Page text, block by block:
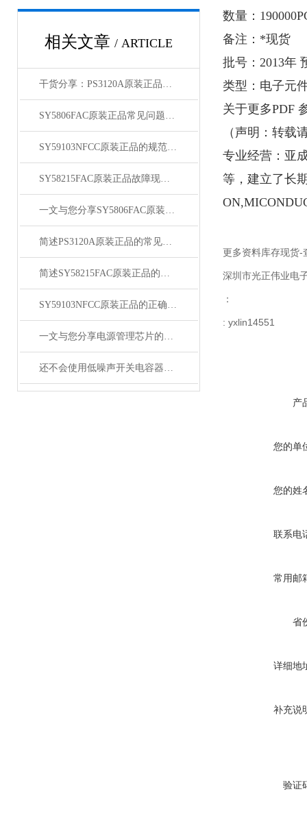
相关文章 / ARTICLE
干货分享：PS3120A原装正品使用中的那些常见故障与解决技巧
SY5806FAC原装正品常见问题及对应解决办法大公开
SY59103NFCC原装正品的规范存放管理体系介绍
SY58215FAC原装正品故障现象相应的解决方法介绍
一文与您分享SY5806FAC原装正品的常见问题相应解决方法
简述PS3120A原装正品的常见故障相应解决方法
简述SY58215FAC原装正品的正确安装方法
SY59103NFCC原装正品的正确维护保养方法分享
一文与您分享电源管理芯片的维护保养方法
还不会使用低噪声开关电容器？进来看
数量：
备注：*现货
批号： 2013年
类型：电子元
关于更多PDF
（ 声明：转载
专业经营：亚
等，建立了长
更多资料库存现货-
深圳市光正伟业电
：
: yxlin14551
产
您的单
您的姓
联系电
常用邮
省
详细地
补充说
验证